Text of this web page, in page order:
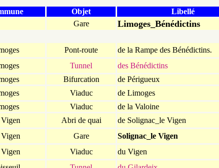
Objet Libellé
Gare Limoges_Bénédictins
Pont-route de la Rampe des Bénédictins.
Tunnel des Bénédictins
Bifurcation de Périgueux
Viaduc de Limoges
Viaduc de la Valoine
Abri de quai de Solignac_le Vigen
Gare Solignac_le Vigen
Viaduc du Vigen